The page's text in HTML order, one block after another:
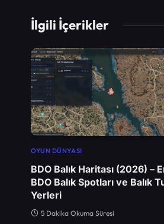
İlgili İçerikler
OYUN DÜNYASI
BDO Balık Haritası (2026) –
BDO Balık Spotları ve Balık
Yerleri
5 Dakika Okuma Süresi